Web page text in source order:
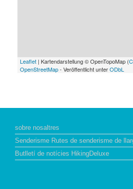
Leaflet | Kartendarstellung © OpenTopoMap (
OpenStreetMap- Veröffentlicht unterODbL
sobre nosaltres
Senderisme Rutes de senderisme de
Butlletí de notícies HikingDeluxe